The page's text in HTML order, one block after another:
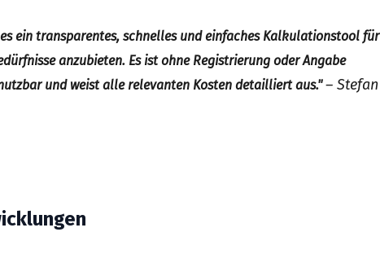
ein transparentes, schnelles und einfaches Kalkulationstool für
anzubieten. Es ist ohne Registrierung oder Angabe
und weist alle relevanten Kosten detailliert aus."– Stefan